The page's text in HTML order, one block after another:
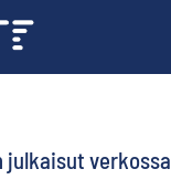
verkossa